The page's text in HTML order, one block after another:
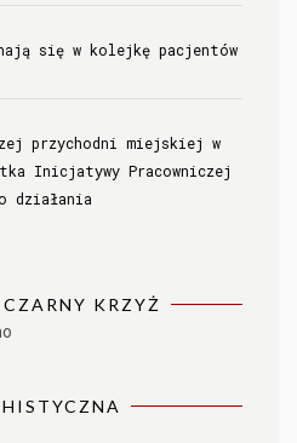
się w kolejkę pacjentów
przychodni miejskiej w
Inicjatywy Pracowniczej
działania
KRZYŻ